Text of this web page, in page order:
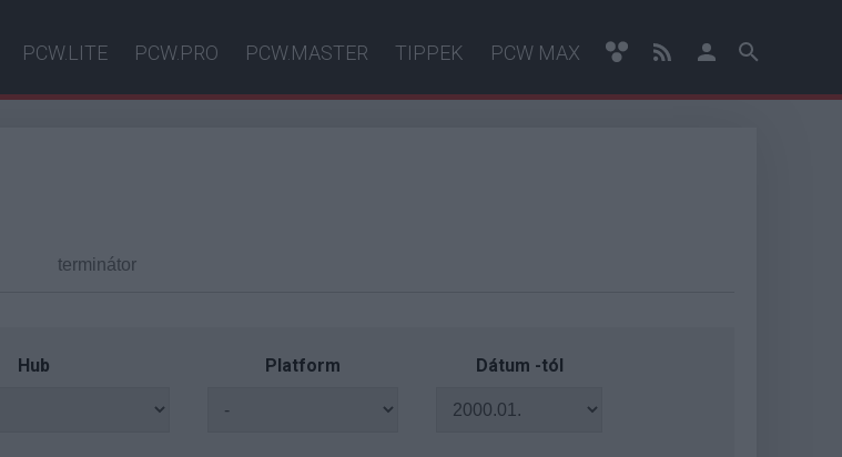
PCW.LITE PCW.PRO PCW.MASTER TIPPEK PCW MAX
Hub Platform Dátum -tól